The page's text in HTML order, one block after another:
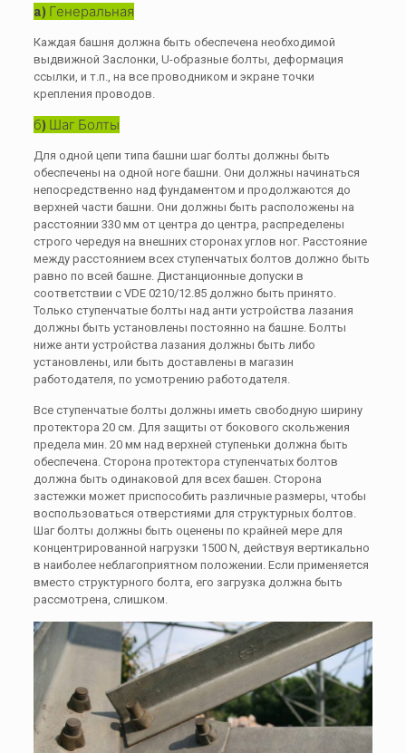
a) Генеральная
Каждая башня должна быть обеспечена необходимой
выдвижной Заслонки, U-образные болты, деформация
ссылки, и т.п., на все проводником и экране точки
крепления проводов.
б) Шаг Болты
Для одной цепи типа башни шаг болты должны быть
обеспечены на одной ноге башни. Они должны начинаться
непосредственно над фундаментом и продолжаются до
верхней части башни. Они должны быть расположены на
расстоянии 330 мм от центра до центра, распределены
строго чередуя на внешних сторонах углов ног. Расстояние
между расстоянием всех ступенчатых болтов должно быть
равно по всей башне. Дистанционные допуски в
соответствии с VDE 0210/12.85 должно быть принято.
Только ступенчатые болты над анти устройства лазания
должны быть установлены постоянно на башне. Болты
ниже анти устройства лазания должны быть либо
установлены, или быть доставлены в магазин
работодателя, по усмотрению работодателя.
Все ступенчатые болты должны иметь свободную ширину
протектора 20 см. Для защиты от бокового скольжения
предела мин. 20 мм над верхней ступеньки должна быть
обеспечена. Сторона протектора ступенчатых болтов
должна быть одинаковой для всех башен. Сторона
застежки может приспособить различные размеры, чтобы
воспользоваться отверстиями для структурных болтов.
Шаг болты должны быть оценены по крайней мере для
концентрированной нагрузки 1500 N, действуя вертикально
в наиболее неблагоприятном положении. Если применяется
вместо структурного болта, его загрузка должна быть
рассмотрена, слишком.